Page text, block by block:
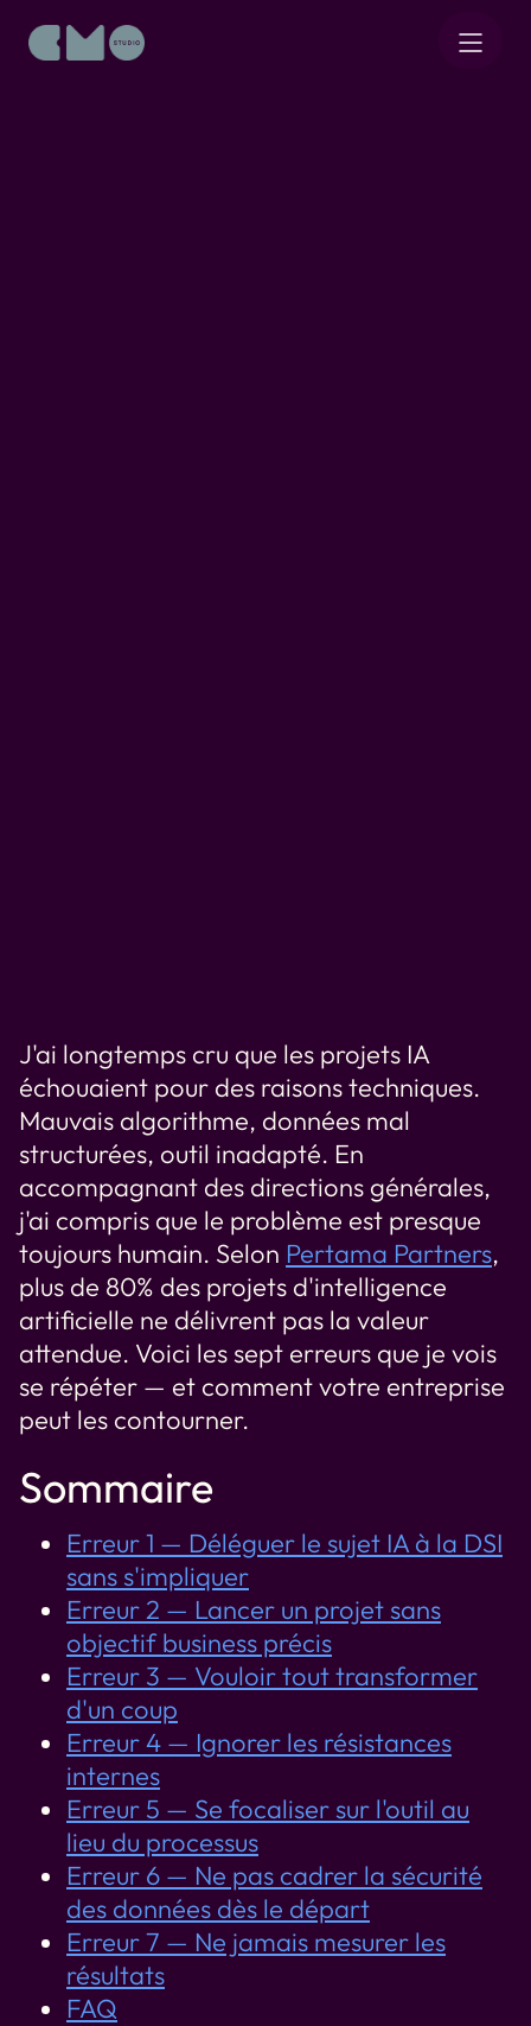
J'ai longtemps cru que les projets IA
échouaient pour des raisons techniques.
Mauvais algorithme, données mal
structurées, outil inadapté. En
accompagnant des directions générales,
j'ai compris que le problème est presque
toujours humain. Selon Pertama Partners,
plus de 80% des projets d'intelligence
artificielle ne délivrent pas la valeur
attendue. Voici les sept erreurs que je vois
se répéter — et comment votre entreprise
peut les contourner.
Sommaire
Erreur 1 — Déléguer le sujet IA à la DSI
sans s'impliquer
Erreur 2 — Lancer un projet sans
objectif business précis
Erreur 3 — Vouloir tout transformer
d'un coup
Erreur 4 — Ignorer les résistances
internes
Erreur 5 — Se focaliser sur l'outil au
lieu du processus
Erreur 6 — Ne pas cadrer la sécurité
des données dès le départ
Erreur 7 — Ne jamais mesurer les
résultats
FAQ